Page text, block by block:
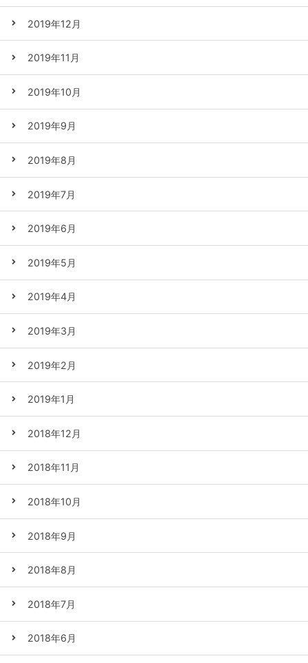
2019年12月
2019年11月
2019年10月
2019年9月
2019年8月
2019年7月
2019年6月
2019年5月
2019年4月
2019年3月
2019年2月
2019年1月
2018年12月
2018年11月
2018年10月
2018年9月
2018年8月
2018年7月
2018年6月